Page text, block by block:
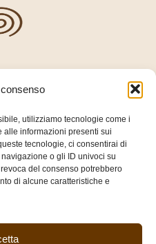
utilizziamo tecnologie come i
alle informazioni presenti sui
tecnologie, ci consentirai di
o gli ID univoci su
del consenso potrebbero
di alcune caratteristiche e
LAURA&SARA